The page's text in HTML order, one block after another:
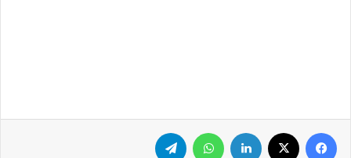
فيسبوك لينكدإن واتساب